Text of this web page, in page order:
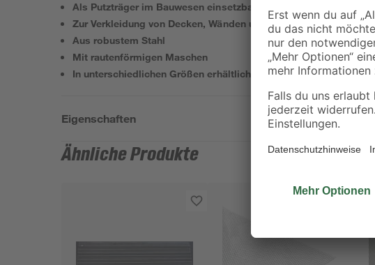
Als Putzträger im Bauwesen einsetzbar
Zur Verkleidung von Decken, Wänden und Fassaden
Aus robustem Stahl
Mit rautenförmigen Maschen
In unterschiedlichen Größen erhältlich
Eigenschaften
Ähnliche Produkte